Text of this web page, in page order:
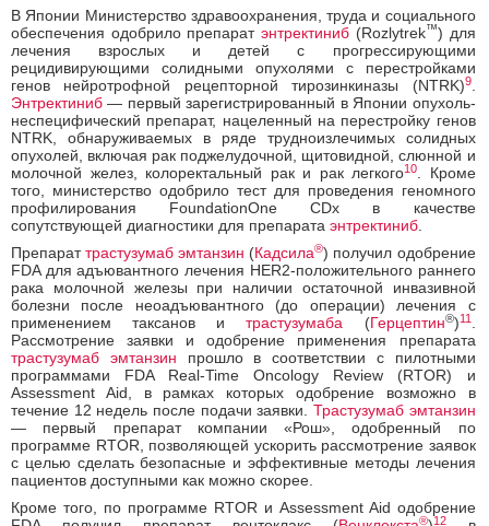
В Японии Министерство здравоохранения, труда и социального
обеспечения одобрило препаратэнтректиниб (Rozlytrek™) для
лечения взрослых и детей с прогрессирующими
рецидивирующими солидными опухолями с перестройками
генов нейротрофной рецепторной тирозинкиназы (NTRK)9.
Энтректиниб — первый зарегистрированный в Японии опухоль-
неспецифический препарат, нацеленный на перестройку генов
NTRK, обнаруживаемых в ряде трудноизлечимых солидных
опухолей, включая рак поджелудочной, щитовидной, слюнной и
молочной желез, колоректальный рак и рак легкого10
. Кроме
того, министерство одобрило тест для проведения геномного
профилирования FoundationOne CDx в качестве
сопутствующей диагностики для препарата энтректиниб
Препараттрастузумаб эмтанзин (Кадсила®) получил одобрение
FDA для адъювантного лечения HER2-положительного раннего
рака молочной железы при наличии остаточной инвазивной
болезни после неоадъювантного (до операции) лечения с
применением таксанов итрастузумаба (Герцептин®)11.
Рассмотрение заявки и одобрение применения препарата
трастузумаб эмтанзин прошло в соответствии с пилотными
программами FDA Real-Time Oncology Review (RTOR) и
Assessment Aid, в рамках которых одобрение возможно в
течение 12 недель после подачи заявки. Трастузумаб эмтанзин
— первый препарат компании «Рош», одобренный по
программе RTOR, позволяющей ускорить рассмотрение заявок
с целью сделать безопасные и эффективные методы лечения
пациентов доступными как можно скорее.
Кроме того, по программе RTOR и Assessment Aid одобрение
® 12